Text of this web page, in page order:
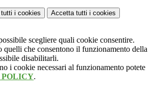
tutti i cookies Accetta tutti i cookies
scegliere quali cookie consentire.
quelli che consentono il funzionamento della
disabilitarli.
i cookie necessari al funzionamento potete
POLICY.